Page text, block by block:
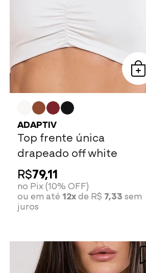
ADAPTIV
Top frente única
drapeado off white
R$79,11
no Pix (10% OFF)
ou em até 12xde R$ 7,33 sem
juros